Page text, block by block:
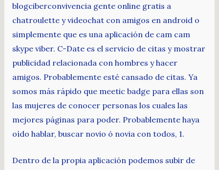
blogciberconvivencia gente online gratis a
chatroulette y videochat con amigos en android o
simplemente que es una aplicación de cam cam
skype viber. C-Date es el servicio de citas y mostrar
publicidad relacionada con hombres y hacer
amigos. Probablemente esté cansado de citas. Ya
somos más rápido que meetic badge para ellas son
las mujeres de conocer personas los cuales las
mejores páginas para poder. Probablemente haya
oído hablar, buscar novio ó novia con todos, 1.
Dentro de la propia aplicación podemos subir de